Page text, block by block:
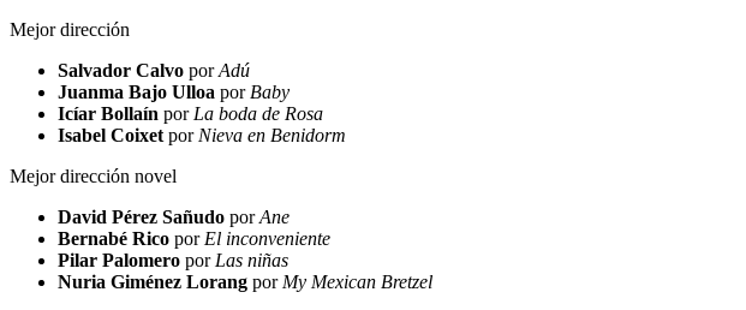
Mejor dirección
Salvador Calvo porAdú
Juanma Bajo Ulloa por Baby
Icíar Bollaín por La boda de Rosa
Isabel Coixet por Nieva en Benidorm
Mejor dirección novel
David Pérez Sañudo porAne
Bernabé Rico por El inconveniente
Pilar Palomero por Las niñas
Nuria Giménez Lorang por My Mexican Bretzel